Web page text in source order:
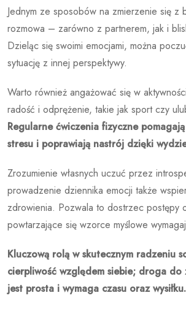
Jednym ze sposobów na zmierzenie się z
rozmowa – zarówno z partnerem, jak i
Dzieląc się swoimi emocjami, można
sytuację z innej perspektywy.
Warto również angażować się w
radość i odprężenie, takie jak sport czy
Regularne ćwiczenia fizyczne
stresu i poprawiają nastrój dzięki
Zrozumienie własnych uczuć przez
prowadzenie dziennika emocji także
zdrowienia. Pozwala to dostrzec postępy
powtarzające się wzorce myślowe
Kluczową rolą w skutecznym radzeniu
cierpliwość względem siebie; droga
jest prosta i wymaga czasu oraz wysiłku.